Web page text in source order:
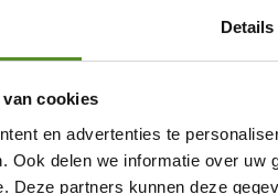
Details
cookies
en advertenties te
Ook delen we informatie over
Deze partners kunnen deze
Donderdag